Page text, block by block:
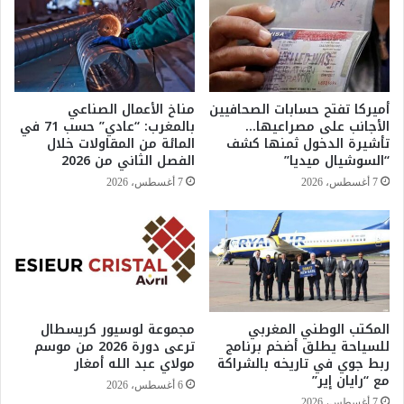
ل
م
ل
ي
ا
أ
م
ن
ي
ة
ش
ت
ر
ك
ة
ب
ذ
ة
ب
ب
ف
ي
ا
خ
ف
ا
ض
ع
د
ل
ا
ت
ا
أميركا تفتح حسابات الصحافيين
الأجانب على مصراعيها…
تأشيرة الدخول ثمنها كشف
“السوشيال ميديا”
7 أغسطس، 2026
مناخ الأعمال الصناعي
بالمغرب: “عادي” حسب 71 في
المائة من المقاولات خلال
الفصل الثاني من 2026
7 أغسطس، 2026
المكتب الوطني المغربي
للسياحة يطلق أضخم برنامج
ربط جوي في تاريخه بالشراكة
مع “رايان إير”
مجموعة لوسيور كريسطال
ترعى دورة 2026 من موسم
مولاي عبد الله أمغار
6 أغسطس، 2026